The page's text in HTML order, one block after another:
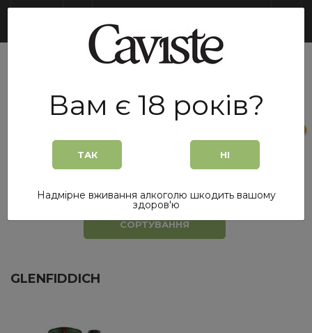
СОРТУВАННЯ
GLENFIDDICH
Вам є 18 років?
ТАК НІ
Надмірне вживання алкоголю шкодить вашому
здоров'ю